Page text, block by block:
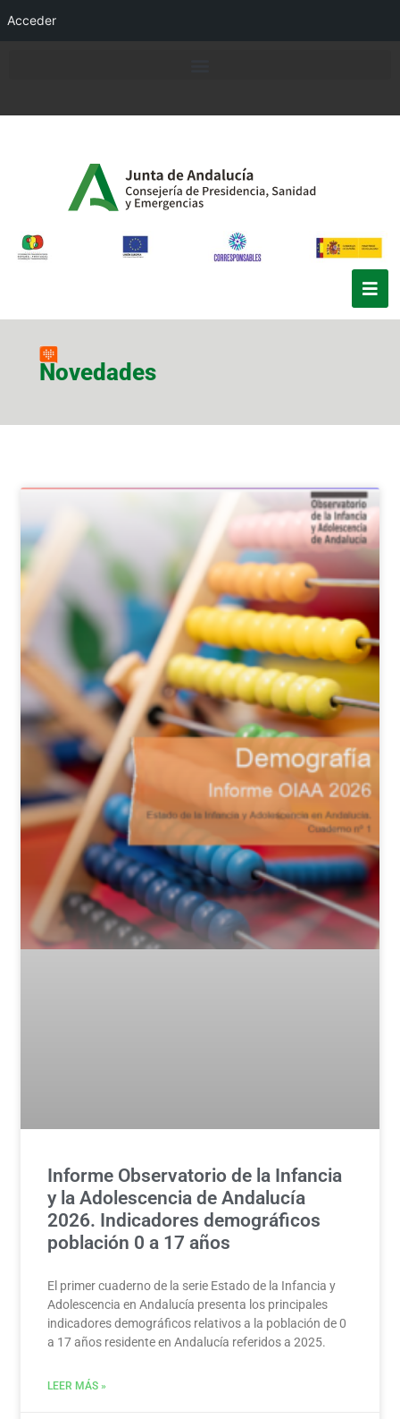
Acceder
Novedades
Informe Observatorio de la Infancia
y la Adolescencia de Andalucía
2026. Indicadores demográficos
población 0 a 17 años
El primer cuaderno de la serie Estado de la Infancia y
Adolescencia en Andalucía presenta los principales
indicadores demográficos relativos a la población de 0
a 17 años residente en Andalucía referidos a 2025.
LEER MÁS »